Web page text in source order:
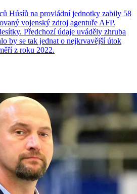
Húsíů na provládní jednotky zabily 58
vojenský zdroj agentuře AFP.
Předchozí údaje uváděly zhruba
by se tak jednat o nejkrvavější útok
z roku 2022.